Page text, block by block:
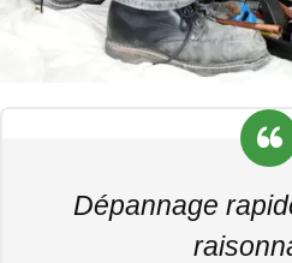
Dépannage